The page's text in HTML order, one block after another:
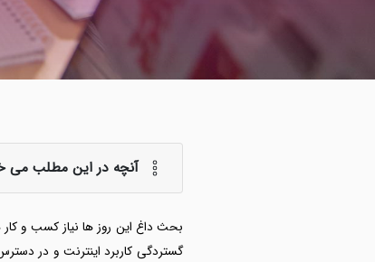
آنچه در این مطلب می
بحث داغ این روز ها نیاز کسب و
گستردگی کاربرد اینترنت و در